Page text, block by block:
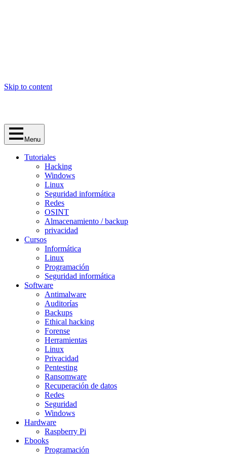
Skip to content
Menu
Tutoriales
Hacking
Windows
Linux
Seguridad informática
Redes
OSINT
Almacenamiento / backup
privacidad
Cursos
Informática
Linux
Programación
Seguridad informática
Software
Antimalware
Auditorías
Backups
Ethical hacking
Forense
Herramientas
Linux
Privacidad
Pentesting
Ransomware
Recuperación de datos
Redes
Seguridad
Windows
Hardware
Raspberry Pi
Ebooks
Programación